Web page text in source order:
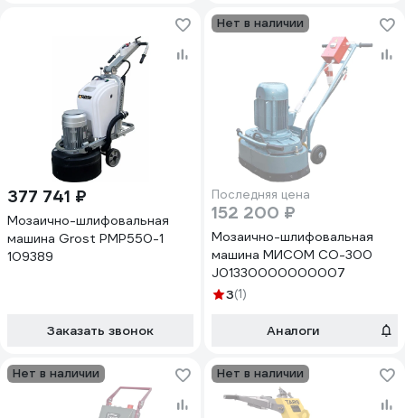
377 741 ₽
Мозаично-шлифовальная
машина Grost PMP550-1
109389
Заказать звонок
Нет в наличии
Последняя цена
152 200 ₽
Мозаично-шлифовальная
машина МИСОМ СО-300
J01330000000007
3(1)
Аналоги
Нет в наличии Нет в наличии